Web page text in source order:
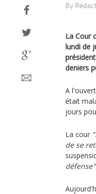
By
La Cour
lundi de
deniers
A
était
jours
La cour
de se
défense"